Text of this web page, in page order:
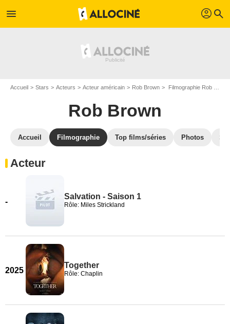
menu profil search
Accueil Stars Acteurs Acteur américain Rob Brown Filmographie Rob Brown
Rob Brown
Accueil Filmographie Top films/séries Photos
Acteur
-
Salvation - Saison 1
Rôle: Miles Strickland
2025
Together
Rôle: Chaplin